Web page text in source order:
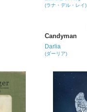
(ラナ・デル・レイ)
Candyman
Darlia
(ダーリア)